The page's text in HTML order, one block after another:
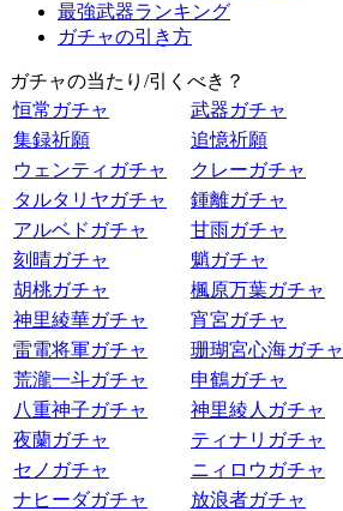
最強武器ランキング
ガチャの引き方
ガチャの当たり/引くべき？
恒常ガチャ
武器ガチャ
集録祈願
追憶祈願
ウェンティガチャ
クレーガチャ
タルタリヤガチャ
鍾離ガチャ
アルベドガチャ
甘雨ガチャ
刻晴ガチャ
魈ガチャ
胡桃ガチャ
楓原万葉ガチャ
神里綾華ガチャ
宵宮ガチャ
雷電将軍ガチャ
珊瑚宮心海ガチャ
荒瀧一斗ガチャ
申鶴ガチャ
八重神子ガチャ
神里綾人ガチャ
夜蘭ガチャ
ティナリガチャ
セノガチャ
ニィロウガチャ
ナヒーダガチャ
放浪者ガチャ